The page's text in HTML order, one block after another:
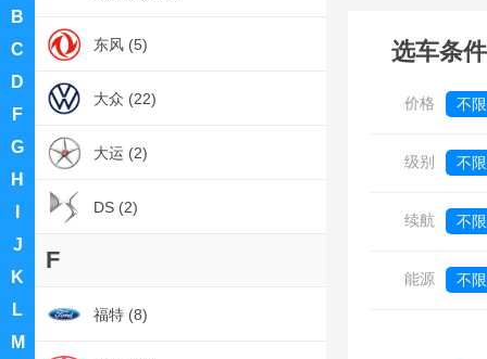
B
C
D
F
G
H
J
K
L
M
东风 (5)
大众 (22)
大运 (2)
DS (2)
F
福特 (8)
选车条件
价格 不限
0万
级别 不限
续航 不限
能源 不限